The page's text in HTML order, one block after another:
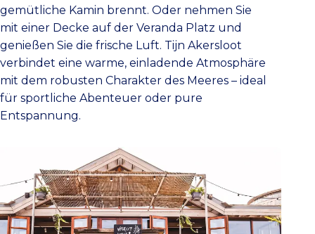
gemütliche Kamin brennt. Oder nehmen Sie
mit einer Decke auf der Veranda Platz und
genießen Sie die frische Luft. Tijn Akersloot
verbindet eine warme, einladende Atmosphäre
mit dem robusten Charakter des Meeres – ideal
für sportliche Abenteuer oder pure
Entspannung.